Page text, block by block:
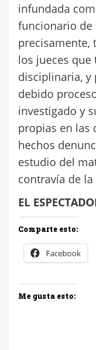
infundada
funcionario de
precisamente,
los jueces
disciplinaria, y
debido
investigado y
propias en las
hechos
estudio del
contravía de
EL
Comparte esto:
Facebook
Me gusta esto: